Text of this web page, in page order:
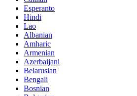
Esperanto
Hindi
Lao
Albanian
Amharic
Armenian
Azerbaijani
Belarusian
Bengali
Bosnian